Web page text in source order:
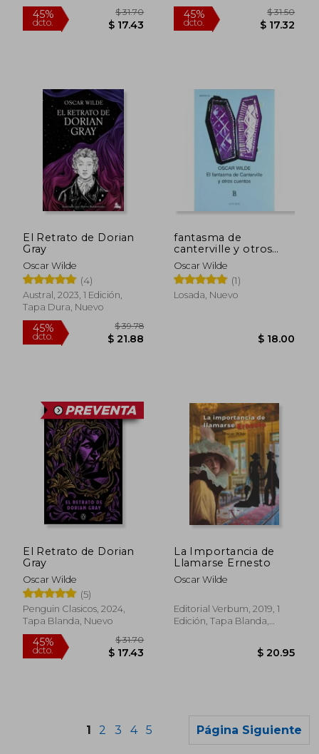
45%
dcto. $ 20.27
45%
dcto.
Nuevo
El Retrato de Dorian
Gray
Oscar Wilde
(4)
Austral, 2023, 1 Edición,
Tapa Dura, Nuevo
fantasma de
canterville y otros
cuentos, el
Oscar Wilde
(1)
Losada, Nuevo
El Retrato de Dorian
Gray
Oscar Wilde
(5)
Penguin Clasicos, 2024,
Tapa Blanda, Nuevo
La Importancia de
Llamarse Ernesto
Oscar Wilde
Editorial Verbum, 2019, 1
Edición, Tapa Blanda,
1 2 3 4 5 Página Siguiente